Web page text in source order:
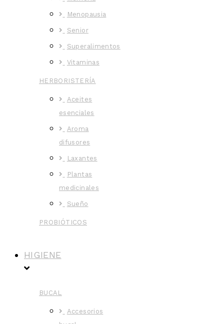
Menopausia
Senior
Superalimentos
Vitaminas
HERBORISTERÍA
Aceites
esenciales
Aroma
difusores
Laxantes
Plantas
medicinales
Sueño
PROBIÓTICOS
HIGIENE
BUCAL
Accesorios